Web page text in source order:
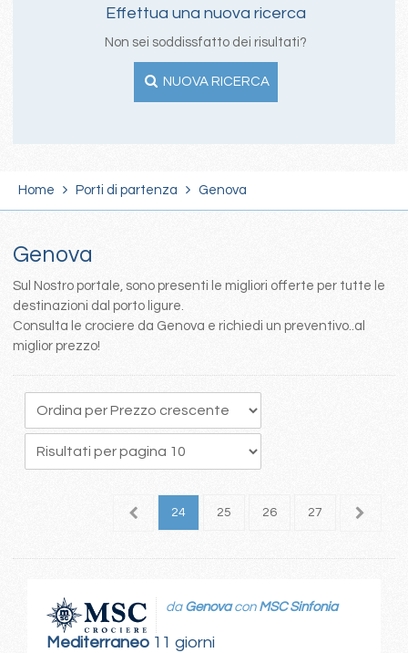
Effettua una nuova ricerca
Non sei soddissfatto dei risultati?
NUOVA RICERCA
Home Porti di partenza Genova
Genova
Sul Nostro portale, sono presenti le migliori offerte per tutte le
destinazioni dal porto ligure.
Consulta le crociere da Genova e richiedi un preventivo..al
miglior prezzo!
23 24 25 26 27 28
Mediterraneo11 giorni
da Genovacon MSC Sinfonia